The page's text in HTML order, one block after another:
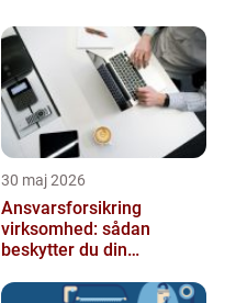
30 maj 2026
Ansvarsforsikring
virksomhed: sådan
beskytter du din